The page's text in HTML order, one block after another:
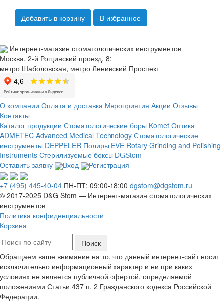
Добавить в корзину В избранное
Интернет-магазин стоматологических инструментов
Москва, 2-й Рощинский проезд, 8;
метро Шаболовская, метро Ленинский Проспект
О компании Оплата и доставка Мероприятия Акции Отзывы
Контакты
Каталог продукции Стоматологические боры Komet Оптика
ADMETEC Advanced Medical Technology Стоматологические
инструменты DEPPELER Полиры EVE Rotary Grinding and Polishing
Instruments Стерилизуемые боксы DGStom
Оставить заявку
Вход Регистрация
+7 (495) 445-40-04 ПН-ПТ: 09:00-18:00 dgstom@dgstom.ru
© 2017-2025 D&G Stom — Интернет-магазин стоматологических
инструментов
Политика конфиденциальности
Корзина
Обращаем ваше внимание на то, что данный интернет-сайт носит
исключительно информационный характер и ни при каких
условиях не является публичной офертой, определяемой
положениями Статьи 437 п. 2 Гражданского кодекса Российской
Федерации.